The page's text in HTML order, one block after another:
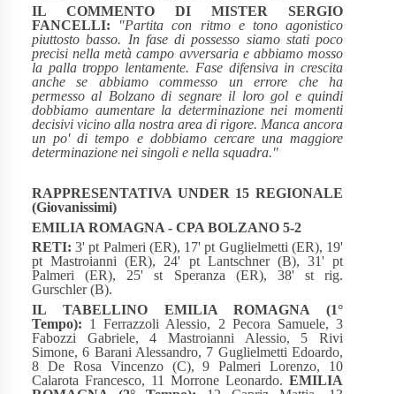
IL COMMENTO DI MISTER SERGIO
FANCELLI:
"Partita con ritmo e tono agonistico
piuttosto basso. In fase di possesso siamo stati poco
precisi nella metà campo avversaria e abbiamo mosso
la palla troppo lentamente. Fase difensiva in crescita
anche se abbiamo commesso un errore che ha
permesso al Bolzano di segnare il loro gol e quindi
dobbiamo aumentare la determinazione nei momenti
decisivi vicino alla nostra area di rigore. Manca ancora
un po' di tempo e dobbiamo cercare una maggiore
determinazione nei singoli e nella squadra."
RAPPRESENTATIVA UNDER 15 REGIONALE
(Giovanissimi)
EMILIA ROMAGNA - CPA BOLZANO 5-2
RETI: 3' pt Palmeri (ER), 17' pt Guglielmetti (ER), 19'
pt Mastroianni (ER), 24' pt Lantschner (B), 31' pt
Palmeri (ER), 25' st Speranza (ER), 38' st rig.
Gurschler (B).
IL TABELLINO
EMILIA ROMAGNA (1°
Tempo): 1 Ferrazzoli Alessio, 2 Pecora Samuele, 3
Fabozzi Gabriele, 4 Mastroianni Alessio, 5 Rivi
Simone, 6 Barani Alessandro, 7 Guglielmetti Edoardo,
8 De Rosa Vincenzo (C), 9 Palmeri Lorenzo, 10
Calarota Francesco, 11 Morrone Leonardo. EMILIA